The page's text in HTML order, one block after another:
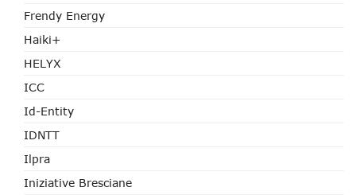
Frendy Energy
Haiki+
HELYX
ICC
Id-Entity
IDNTT
Ilpra
Iniziative Bresciane